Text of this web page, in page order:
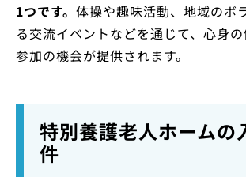
1つです。 体操や趣味活動、地域のボ
る交流イベントなどを通じて、心身
参加の機会が提供されます。
特別養護老人ホームの
件